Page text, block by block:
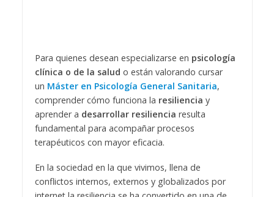
Para quienes desean especializarse en psicología
clínica o de la salud o están valorando cursar
un Máster en Psicología General Sanitaria,
comprender cómo funciona la resiliencia y
aprender a desarrollar resiliencia resulta
fundamental para acompañar procesos
terapéuticos con mayor eficacia.
En la sociedad en la que vivimos, llena de
conflictos internos, externos y globalizados por